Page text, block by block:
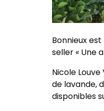
Bonnieux
seller « Une
Nicole
de lavande,
disponibles